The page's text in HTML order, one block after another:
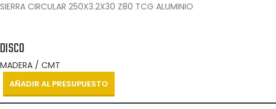
SIERRA CIRCULAR 250X3.2X30 Z80 TCG ALUMINIO
DISCO
MADERA / CMT
AÑADIR AL PRESUPUESTO